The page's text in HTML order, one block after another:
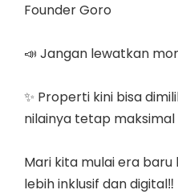
Founder Goro
📣 Jangan lewatkan
✨ Properti kini bisa
nilainya tetap maksimal
Mari kita mulai era
lebih inklusif dan digital‼️